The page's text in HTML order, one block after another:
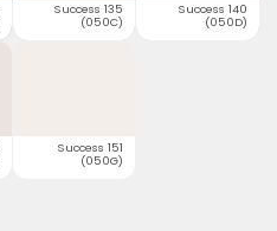
Success 135
(050C)
Success 140
(050D)
Success 151
(050G)